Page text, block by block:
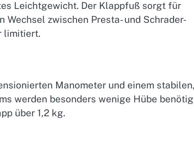
Leichtgewicht. Der Klappfuß sorgt für
zwischen Presta- und Schrader-
limitiert.
Manometer und einem
werden besonders wenige Hübe
über 1,2 kg.